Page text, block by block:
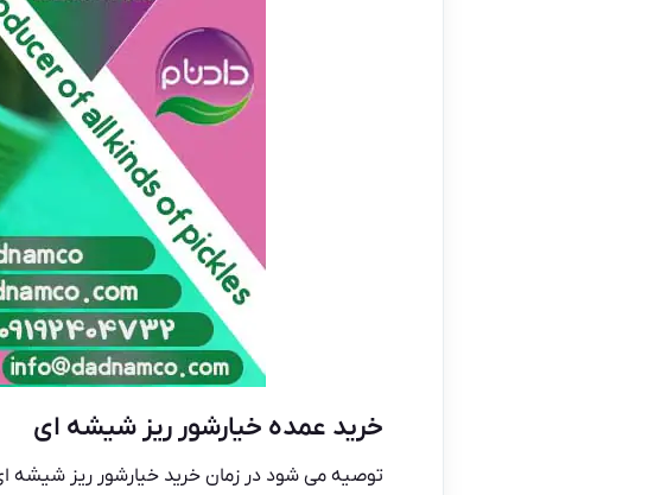
خرید عمده خیارشور ریز شیشه ای
توصیه می شود در زمان خرید خیارشور ریز شیشه